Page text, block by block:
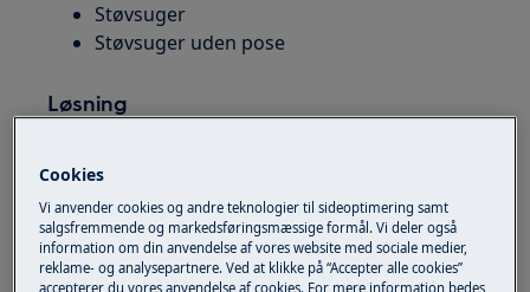
Støvsuger
Støvsuger uden pose
Løsning
Rengør slangen ved forsigtigt at klemme på den
udefra.
Blæs gennem slangen eller røret med f.eks. en
Cookies
Vi anvender cookies og andre teknologier til sideoptimering samt
salgsfremmende og markedsføringsmæssige formål. Vi deler også
information om din anvendelse af vores website med sociale medier,
reklame- og analysepartnere. Ved at klikke på “Accepter alle cookies”